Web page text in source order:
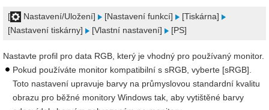
[ Nastavení/Uložení] [Nastavení funkcí]
[Tiskárna]
[Nastavení tiskárny]
[Vlastní nastavení] [PS]
Nastavte profil pro data RGB, který je vhodný pro používaný monitor.
Pokud používáte monitor kompatibilní s sRGB, vyberte [sRGB].
Toto nastavení upravuje barvy na průmyslovou standardní kvalitu
obrazu pro běžné monitory Windows tak, aby vytištěné barvy